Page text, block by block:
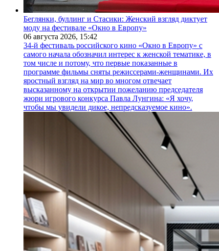
Беглянки, буллинг и Стасики: Женский взгляд диктует
моду на фестивале «Окно в Европу»
06 августа 2026, 15:42
34-й фестиваль российского кино «Окно в Европу» с
самого начала обозначил интерес к женской тематике, в
том числе и потому, что первые показанные в
программе фильмы сняты режиссерами-женщинами. Их
яростный взгляд на мир во многом отвечает
высказанному на открытии пожеланию председателя
жюри игрового конкурса Павла Лунгина: «Я хочу,
чтобы мы увидели дикое, непредсказуемое кино».